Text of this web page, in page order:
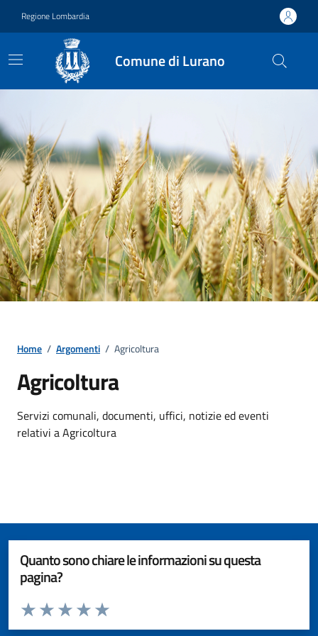
Regione Lombardia
Comune di Lurano
Home / Argomenti / Agricoltura
Agricoltura
Dettagli della notizia
Servizi comunali, documenti, uffici, notizie ed eventi
relativi a Agricoltura
Quanto sono chiare le informazioni su questa
pagina?
Valuta da 1 a 5 stelle la pagina
Valuta 5 stelle su 5
Valuta 4 stelle su 5
Valuta 3 stelle su 5
Valuta 2 stelle su 5
Valuta 1 stelle su 5